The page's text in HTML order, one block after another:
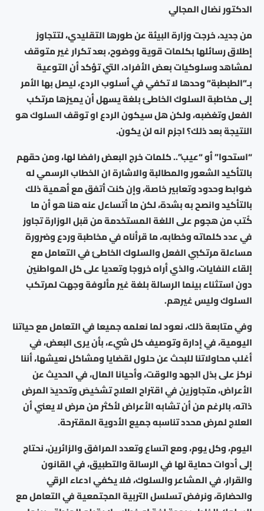
الدكتور نضال المجالي
من جديد، خرجت وزارة البيئة عن طورها التقليدي، لتتجاوز
إطلاق رسائلها بكلمات قوية ووضوح، بعد تكرار غير متوقف
لمشاهد وسلوكيات بعض الأفراد، التي تؤكد أن التوعية
بـ”الطبطبة” وحدها لا تكفي في أسلوب الردع، ليصل بها الأمر
إلى مخاطبة السلوك الخاطئ بلغة يسهل أن يميزها مرتكب
الفعل وتغضبه، ولكن هل سيكون الردع او توقف السلوك هو
النتيجة بعد ذلك؟ اجزم انه لن يكون.
“استحوا” أو “عيب”.. كلمات خرج البعض رافضا لها، ومن حقهم
بالتأكيد الشعور والمطالبة والاشارة ان الخطاب الرسمي له
ضوابط وحدود وتعابير خاصة، وإن كنت أتفق مع أهمية ذلك
بالتأكيد وانصح به بشدة، لكن ما أتساءل عنه هنا هو أن ما
كُتب من هجوم على اللغة المستخدمة من قبل الوزارة تجاوز
في عدد كلماته وخطابه، ما قرأناه في مخاطبة وردع وضرورة
مساءلة مرتكبي الفعل والسلوك الخاطئ في التعامل مع
إلقاء النفايات، والذي أراه خروجا وتعديا على كل المواطنين
دون استثناء بينما الرسالة بلغة غير مألوفة وجهت لمرتكب
السلوك وليس غيرهم.
وفي متابعة ذلك، نعود لما نعلمه جميعا في التعامل مع حياتنا
اليومية، في إدارة وتوصيف كل شيء، بأن يرى البعض، في
أغلب محاولاتنا للبحث عن حلول لقضايا ومشاكل نعيشها، أننا
نركز على بذل الجهد والوقت، وأحيانا المال، في الحديث عن
الأعراض، متجاوزين في اقتراح العلاج تشخيصَ وتحديدَ المرض
ذاته، بالرغم من أن تشابه الأعراض لأكثر من مرض لا يعني أن
العلاج لمرض محدد تناسبه جميع الأدوية المقترحة.
اليوم، وكل يوم، ومع اتساع وتعدد المرافق والزائرين، نحتاج
إلى أدوات حماية لها في الرسالة والتطبيق، في القانون
والقرار، في المشاعر والسلوك، فلا يكفي ادعاء الرقي
والحضارة، ونرفض تسلسل التربية المجتمعية في التعامل مع